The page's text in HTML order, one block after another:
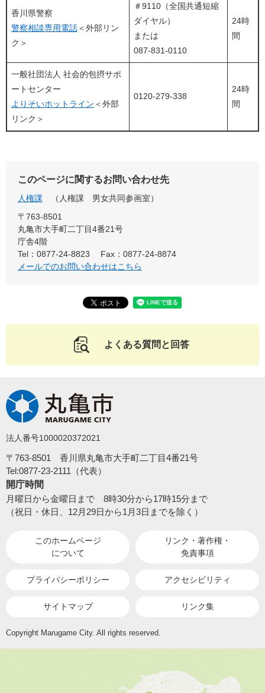
香川県警察
警察相談専用電話＜外部リン
ク＞
＃9110（全国共通短縮
ダイヤル）
または
087-831-0110
24時
間
一般社団法人 社会的包摂サポ
ートセンター
よりそいホットライン ＜外部
リンク＞
0120-279-338
24時
間
このページに関するお問い合わせ先
人権課
人権課 男女共同参画室
〒763-8501
丸亀市大手町二丁目4番21号
庁舎4階
Tel：0877-24-8823
Fax：0877-24-8874
メールでのお問い合わせはこちら
よくある質問と回答
法人番号1000020372021
〒763-8501 香川県丸亀市大手町二丁目4番21号
Tel:0877-23-2111（代表）
開庁時間
月曜日から金曜日まで 8時30分から17時15分まで
（祝日・休日、12月29日から1月3日までを除く）
このホームページ
について
リンク・著作権・
免責事項
プライバシーポリシー アクセシビリティ
サイトマップ リンク集
Copyright Marugame City. All rights reserved.